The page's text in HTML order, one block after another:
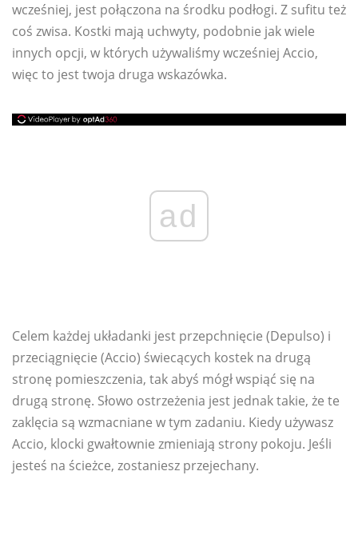
wcześniej, jest połączona na środku podłogi. Z sufitu też
coś zwisa. Kostki mają uchwyty, podobnie jak wiele
innych opcji, w których używaliśmy wcześniej Accio,
więc to jest twoja druga wskazówka.
ad
Celem każdej układanki jest przepchnięcie (Depulso) i
przeciągnięcie (Accio) świecących kostek na drugą
stronę pomieszczenia, tak abyś mógł wspiąć się na
drugą stronę. Słowo ostrzeżenia jest jednak takie, że te
zaklęcia są wzmacniane w tym zadaniu. Kiedy używasz
Accio, klocki gwałtownie zmieniają strony pokoju. Jeśli
jesteś na ścieżce, zostaniesz przejechany.